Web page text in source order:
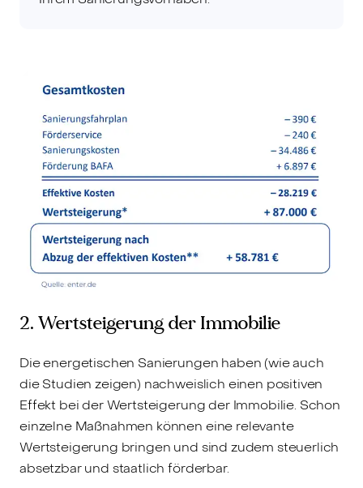
2. Wertsteigerung der Immobilie
Die energetischen Sanierungen haben (wie auch
die Studien zeigen) nachweislich einen positiven
Effekt bei der Wertsteigerung der Immobilie. Schon
einzelne Maßnahmen können eine relevante
Wertsteigerung bringen und sind zudem steuerlich
absetzbar und staatlich förderbar.